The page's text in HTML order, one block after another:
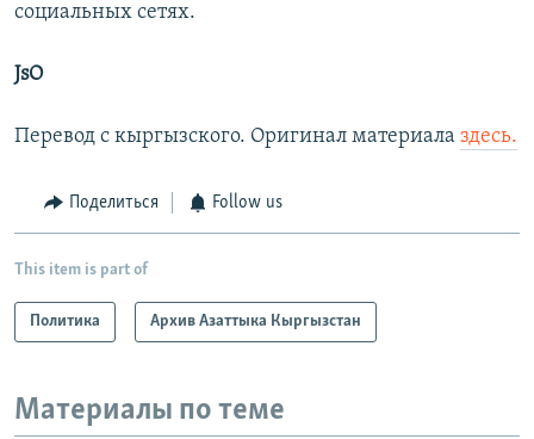
социальных сетях.
JsO
Перевод с кыргызского. Оригинал материала здесь.
Поделиться Follow us
This item is part of
Политика Архив Азаттыка Кыргызстан
Материалы по теме